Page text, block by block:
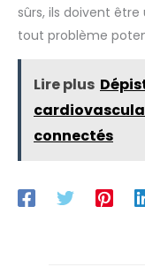
sûrs, ils doivent
tout problème
Lire plus
connectés